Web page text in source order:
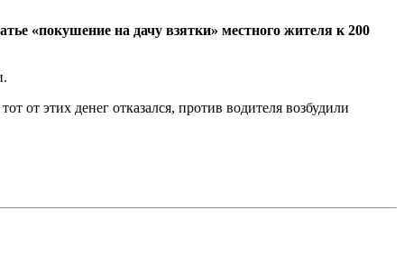
«покушение на дачу взятки» местного жителя к 200
этих денег отказался, против водителя возбудили